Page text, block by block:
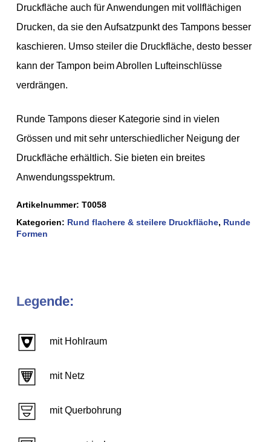
Druckfläche auch für Anwendungen mit vollflächigen
Drucken, da sie den Aufsatzpunkt des Tampons besser
kaschieren. Umso steiler die Druckfläche, desto besser
kann der Tampon beim Abrollen Lufteinschlüsse
verdrängen.
Runde Tampons dieser Kategorie sind in vielen
Grössen und mit sehr unterschiedlicher Neigung der
Druckfläche erhältlich. Sie bieten ein breites
Anwendungsspektrum.
Artikelnummer: T0058
Kategorien: Rund flachere & steilere Druckfläche, Runde
Formen
Legende:
mit Hohlraum
mit Netz
mit Querbohrung